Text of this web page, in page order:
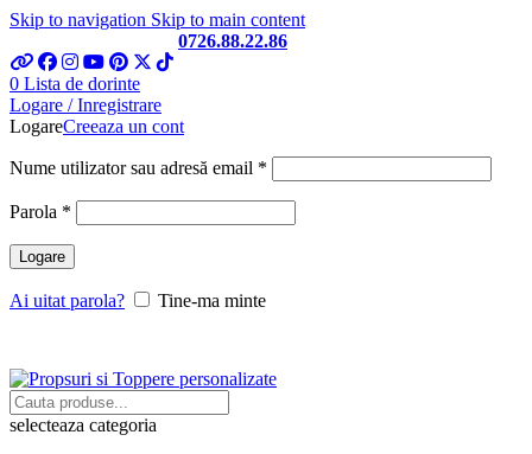
Skip to navigation Skip to main content
0726.88.22.86
0 Lista de dorinte
Logare / Inregistrare
LogareCreeaza un cont
Nume utilizator sau adresă email *
Parola *
Logare
Ai uitat parola? Tine-ma minte
selecteaza categoria